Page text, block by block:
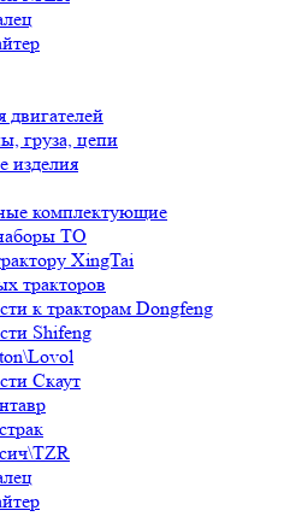
двигателей
груза, цепи
изделия
комплектующие
ТО
XingTai
тракторов
к тракторам Dongfeng
Shifeng
Скаут